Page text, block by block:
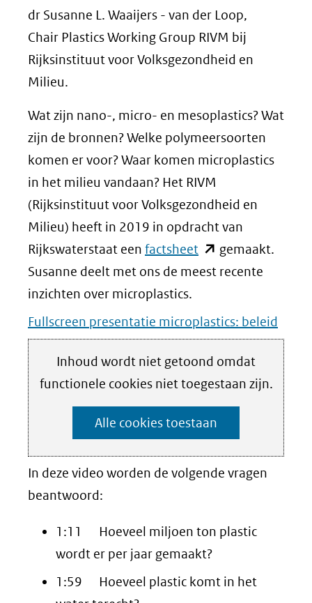
dr Susanne L. Waaijers - van der Loop,
Chair Plastics Working Group RIVM bij
Rijksinstituut voor Volksgezondheid en
Milieu.
Wat zijn nano-, micro- en mesoplastics? Wat
zijn de bronnen? Welke polymeersoorten
komen er voor? Waar komen microplastics
in het milieu vandaan? Het RIVM
(Rijksinstituut voor Volksgezondheid en
Milieu) heeft in 2019 in opdracht van
Rijkswaterstaat een factsheet (opent
in
venster)
(verwijst
naar
een
andere
website)
gemaakt.
Susanne deelt met ons de meest recente
inzichten over microplastics.
Fullscreen presentatie microplastics: beleid
Cookies
instellen
Inhoud wordt niet getoond omdat
functionele cookies niet toegestaan zijn.
kan
cookies
op
website
worden
toegestaan
Alle cookies toestaan
In deze video worden de volgende vragen
beantwoord:
1:11 Hoeveel miljoen ton plastic
wordt er per jaar gemaakt?
1:59 Hoeveel plastic komt in het